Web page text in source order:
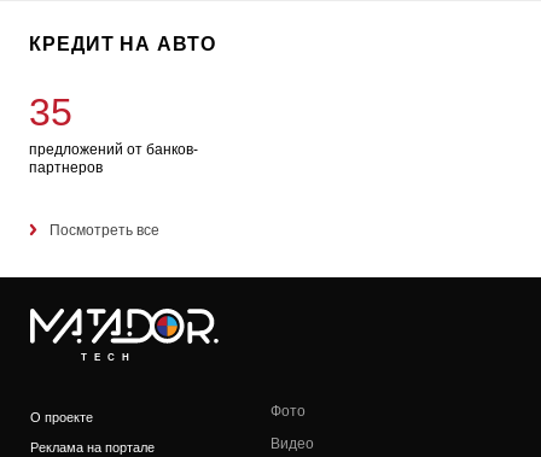
КРЕДИТ НА АВТО
35
предложений от банков-
партнеров
Посмотреть все
TECH
О проекте
Реклама на портале
Фото
Видео